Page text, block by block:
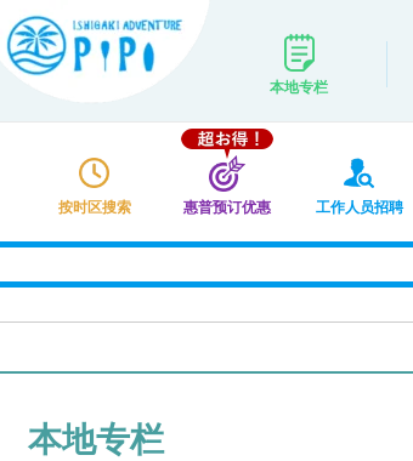
本地专栏
按时区搜索 惠普预订优惠 工作人员招聘
本地专栏